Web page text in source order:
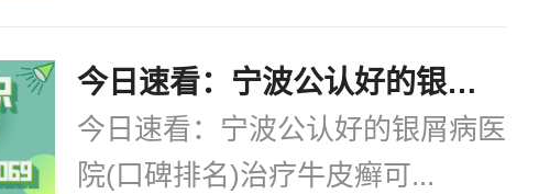
今日速看：宁波公认好的银屑病医院(口碑排名)治疗牛皮癣可以不吃药不打针吗？
今日速看：宁波公认好的银屑病医
院(口碑排名)治疗牛皮癣可...